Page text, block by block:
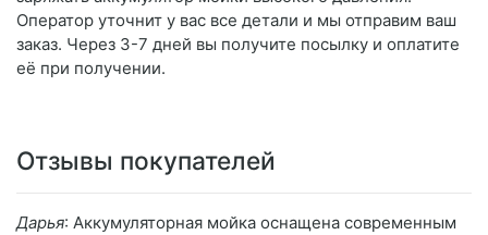
Оператор уточнит у вас все детали и мы отправим ваш
заказ. Через 3-7 дней вы получите посылку и оплатите
её при получении.
Отзывы покупателей
Дарья: Аккумуляторная мойка оснащена современным